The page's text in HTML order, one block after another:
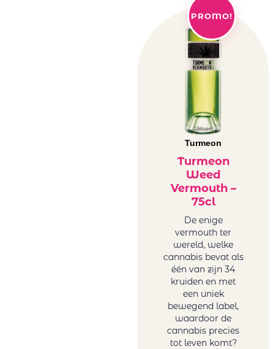
PROMO!
Turmeon
Turmeon
Weed
Vermouth –
75cl
De enige
vermouth ter
wereld, welke
cannabis bevat als
één van zijn 34
kruiden en met
een uniek
bewegend label,
waardoor de
cannabis precies
tot leven komt?